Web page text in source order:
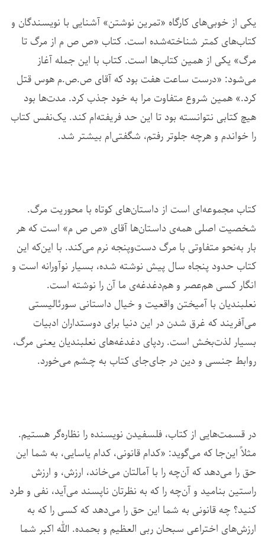
یکی از خوبی‌های کارگاه «تمرین نوشتن» آشنایی با نویسندگان و
کتاب‌های کمتر شناخته‌‌شده است. کتاب «ص ص م از مرگ تا
مرگ» یکی از همین کتاب‌ها است. کتاب با این جمله آغاز
می‌شود: «درست ساعت هفت بود که آقای ص.ص.م هوس قتل
کرد.» همین شروع متفاوت مرا به خود جذب کرد. مدت‌ها بود
هیچ کتابی نتوانسته بود تا این حد فریفته‌ام کند. یک‌نفس کتاب
را خواندم و هرچه جلوتر رفتم، شگفتی‌ام بیشتر شد.
کتاب مجموعه‌ای است از داستان‌های کوتاه با محوریت مرگ.
شخصیت اصلی همه‌ی داستان‌ها آقای «ص ص م» است که هر
بار به‌نحو متفاوتی با مرگ دست‌وپنجه نرم می‌کند. با این‌که این
کتاب حدود پنجاه سال پیش نوشته شده، بسیار نوآورانه است و
انگار کسی هم‌عصر و هم‌دغدغه‌ی ما آن را نوشته است.
نعلبندیان با آمیختن واقعیت و خیال داستانی سورئالیستی
می‌آفریند که غرق شدن در این دنیا برای دوستداران ادبیات
بسیار لذت‌بخش است. ردپای دغدغه‌های نعلبندیان یعنی مرگ،
روابط جنسی و دین در جای‌جای کتاب به چشم می‌خورد.
در قسمت‌هایی از کتاب، فلسفیدن نویسنده را نظاره‌گر هستیم.
مثلاً این‌جا که می‌گوید: «کدام قانونی، کدام یاسایی، به شما این
حق را می‌دهد که آن‌چه را با آمالتان می‌خاند، ارزش، و ارزش
راستین بنامید و آن‌چه را که به نظرتان ناپسند می‌آید، نفی و طرد
کنید؟ چه قانونی به شما این حق را می‌دهد که کسی را که به
ارزش‌های اختراعی سبحان ربی العظیم و بحمده. الله اکبر شما